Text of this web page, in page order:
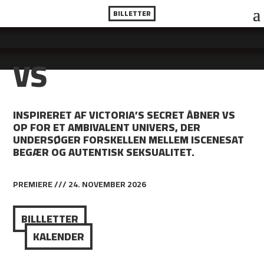
BILLETTER
VS
INSPIRERET AF VICTORIA’S SECRET ÅBNER VS
OP FOR ET AMBIVALENT UNIVERS, DER
UNDERSØGER FORSKELLEN MELLEM ISCENESAT
BEGÆR OG AUTENTISK SEKSUALITET.
PREMIERE /// 24. NOVEMBER 2026
BILLLETTER
KALENDER